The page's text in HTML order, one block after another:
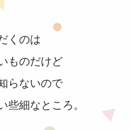
くのは
ものだけど
らないので
些細なところ。